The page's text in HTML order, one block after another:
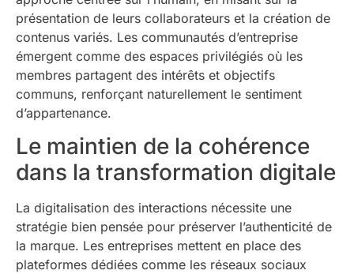
présentation de leurs collaborateurs et la création de
contenus variés. Les communautés d’entreprise
émergent comme des espaces privilégiés où les
membres partagent des intérêts et objectifs
communs, renforçant naturellement le sentiment
d’appartenance.
Le maintien de la cohérence
dans la transformation digitale
La digitalisation des interactions nécessite une
stratégie bien pensée pour préserver l’authenticité de
la marque. Les entreprises mettent en place des
plateformes dédiées comme les réseaux sociaux